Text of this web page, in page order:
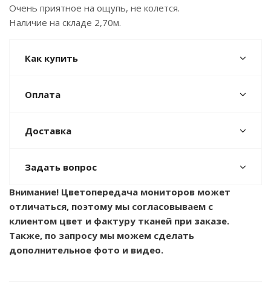
Очень приятное на ощупь, не колется.
Наличие на складе 2,70м.
Как купить
Оплата
Доставка
Задать вопрос
Внимание! Цветопередача мониторов может
отличаться, поэтому мы согласовываем с
клиентом цвет и фактуру тканей при заказе.
Также, по запросу мы можем сделать
дополнительное фото и видео.